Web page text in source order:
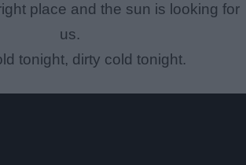
place and the sun is looking for
us.
tonight, dirty cold tonight.